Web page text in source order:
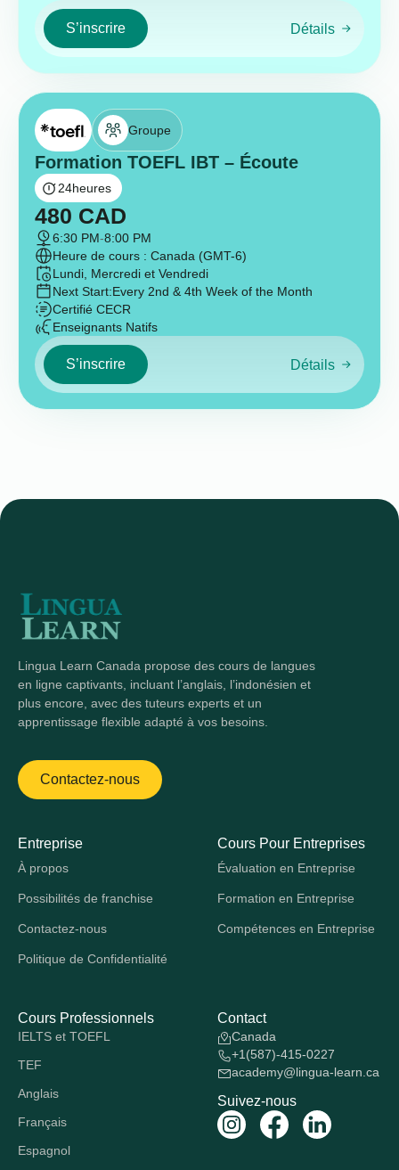
S’inscrire Détails
Groupe
Formation TOEFL IBT – Écoute
24heures
480 CAD
6:30 PM-8:00 PM
Heure de cours : Canada (GMT-6)
Lundi, Mercredi et Vendredi
Next Start:Every 2nd & 4th Week of the Month
Certifié CECR
Enseignants Natifs
S’inscrire Détails
Lingua Learn Canada propose des cours de langues
en ligne captivants, incluant l’anglais, l’indonésien et
plus encore, avec des tuteurs experts et un
apprentissage flexible adapté à vos besoins.
Contactez-nous
Entreprise
À propos
Possibilités de franchise
Contactez-nous
Politique de Confidentialité
Cours Pour Entreprises
Évaluation en Entreprise
Formation en Entreprise
Compétences en Entreprise
Cours Professionnels
IELTS et TOEFL
TEF
Anglais
Français
Espagnol
Contact
Canada
+1(587)-415-0227
academy@lingua-learn.ca
Suivez-nous